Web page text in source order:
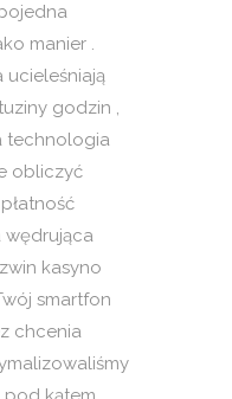
manier .
ucieleśniają
godzin ,
technologia
obliczyć
wędrująca
kasyno
smartfon
chcenia